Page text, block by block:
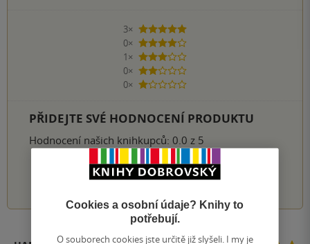
3×
5 hvězdiček
0×
4 hvězdičky
1×
3 hvězdičky
0×
2 hvězdičky
0×
1 hvezdička
PŘIDEJTE SVÉ HODNOCENÍ PRODUKTU
Hodnocení našich knihkupců: 0.0 z 5
1 2 3 4 5
Cookies a osobní údaje? Knihy to
potřebují.
O souborech cookies jste určitě již slyšeli. I my je